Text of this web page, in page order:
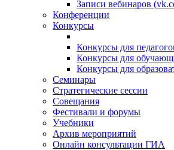
Записи вебинаров
Конференции
Конкурсы
Конкурсы для
Конкурсы для
Конкурсы для
Семинары
Стратегические сессии
Совещания
Фестивали и форумы
Учебники
Архив мероприятий
Онлайн консультации ГИА